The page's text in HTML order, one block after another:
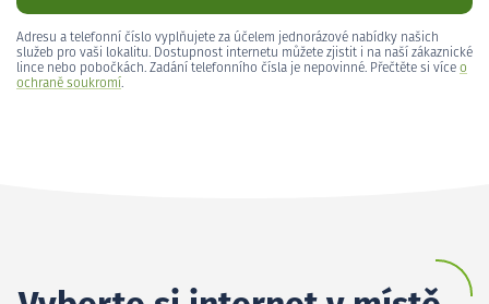
Adresu a telefonní číslo vyplňujete za účelem jednorázové nabídky našich
služeb pro vaši lokalitu. Dostupnost internetu můžete zjistit i na naší zákaznické
lince nebo pobočkách. Zadání telefonního čísla je nepovinné. Přečtěte si více o
ochraně soukromí.